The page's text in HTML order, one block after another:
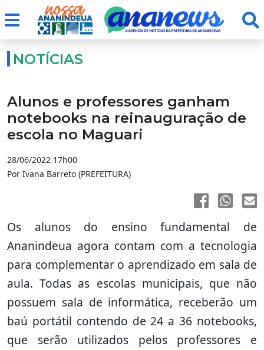
NOTÍCIAS
Alunos e professores ganham
notebooks na reinauguração de
escola no Maguari
28/06/2022 17h00
Por Ivana Barreto (PREFEITURA)
Os alunos do ensino fundamental de
Ananindeua agora contam com a tecnologia
para complementar o aprendizado em sala de
aula. Todas as escolas municipais, que não
possuem sala de informática, receberão um
baú portátil contendo de 24 a 36 notebooks,
que serão utilizados pelos professores e